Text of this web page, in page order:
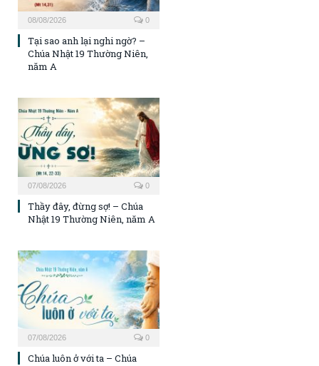
08/08/2026 0
Tại sao anh lại nghi ngờ? –
Chúa Nhật 19 Thường Niên,
năm A
07/08/2026 0
Thầy đây, đừng sợ! – Chúa
Nhật 19 Thường Niên, năm A
07/08/2026 0
Chúa luôn ở với ta – Chúa